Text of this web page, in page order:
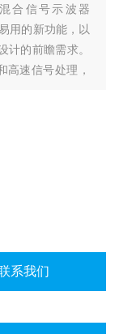
合信号示波器
用的新功能，以
计的前瞻需求。
高速信号处理，
系我们